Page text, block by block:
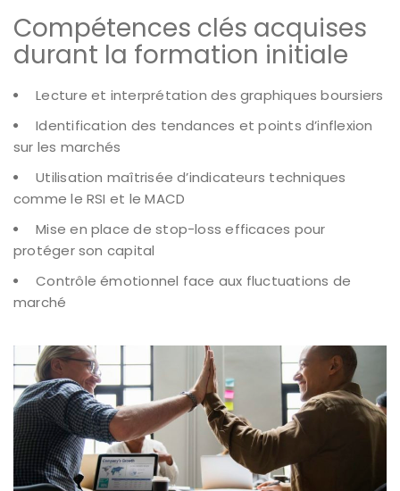
Compétences clés acquises
durant la formation initiale
Lecture et interprétation des graphiques boursiers
Identification des tendances et points d’inflexion
sur les marchés
Utilisation maîtrisée d’indicateurs techniques
comme le RSI et le MACD
Mise en place de stop-loss efficaces pour
protéger son capital
Contrôle émotionnel face aux fluctuations de
marché